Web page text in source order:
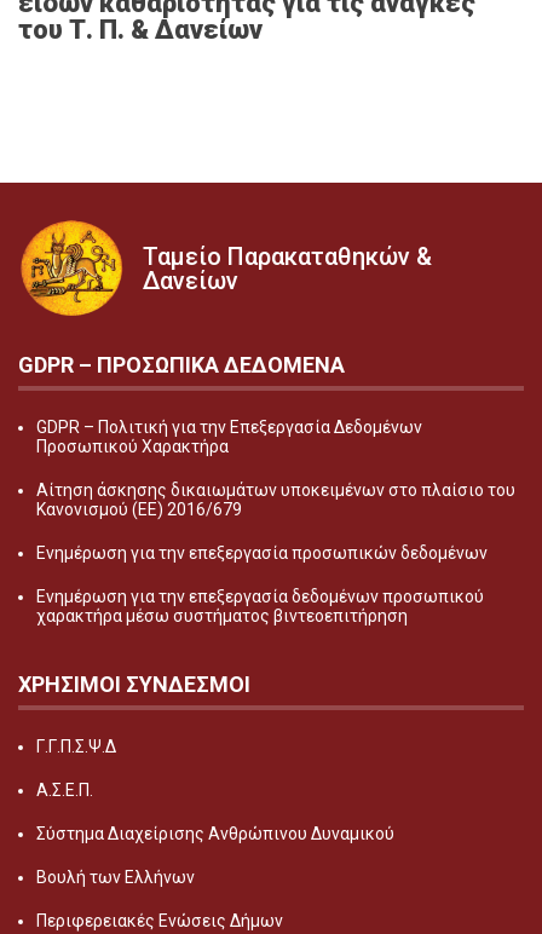
του Τ. Π. & Δανείων
Ταμείο Παρακαταθηκών &
Δανείων
GDPR – ΠΡΟΣΩΠΙΚA ΔΕΔΟΜEΝΑ
GDPR – Πολιτική για την Επεξεργασία Δεδομένων
Προσωπικού Χαρακτήρα
Αίτηση άσκησης δικαιωμάτων υποκειμένων στο πλαίσιο του
Κανονισμού (ΕΕ) 2016/679
Ενημέρωση για την επεξεργασία προσωπικών δεδομένων
Ενημέρωση για την επεξεργασία δεδομένων προσωπικού
χαρακτήρα μέσω συστήματος βιντεοεπιτήρηση
ΧΡΗΣΙΜΟΙ ΣΥΝΔΕΣΜΟΙ
Γ.Γ.Π.Σ.Ψ.Δ
Α.Σ.Ε.Π.
Σύστημα Διαχείρισης Ανθρώπινου Δυναμικού
Βουλή των Ελλήνων
Περιφερειακές Ενώσεις Δήμων